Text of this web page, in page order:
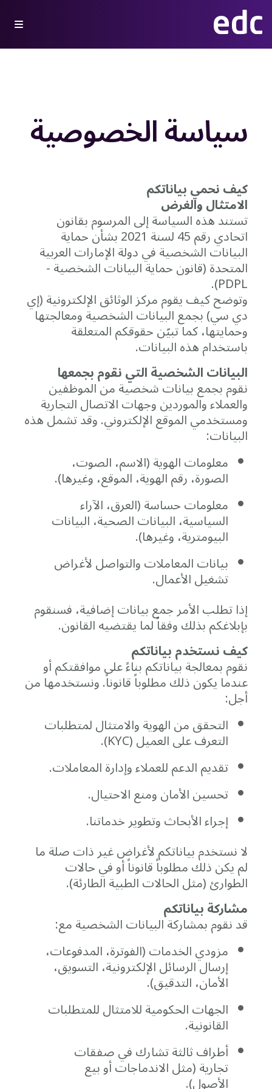
سياسة الخصوصية
كيفنحميبياناتكم
الامتثالوالغرض
تستندهذهالسياسةإلىالمرسومبقانون
اتحاديرقم45لسنة2021بشأنحماية
البياناتالشخصيةفيدولةالإماراتالعربية
المتحدة (قانونحمايةالبياناتالشخصية -
PDPL).
وتوضحكيفيقوممركزالوثائقالإلكترونية (إي
دي سي)بجمعالبياناتالشخصيةومعالجتها
وحمايتها،كماتبيّنحقوقكمالمتعلقة
باستخدامهذهالبيانات.
البياناتالشخصيةالتينقومبجمعها
نقومبجمعبياناتشخصيةمنالموظفين
والعملاءوالموردينوجهاتالاتصالالتجارية
ومستخدميالموقعالإلكتروني.وقدتشملهذه
البيانات:
معلوماتالهوية (الاسم،الصوت،
الصورة،رقمالهوية،الموقع،وغيرها).
معلوماتحساسة (العرق،الآراء
السياسية،البياناتالصحية،البيانات
البيومترية،وغيرها).
بياناتالمعاملاتوالتواصللأغراض
تشغيلالأعمال.
إذاتطلبالأمرجمعبياناتإضافية،فسنقوم
بإبلاغكمبذلكوفقاًلمايقتضيهالقانون.
كيفنستخدمبياناتكم
نقومبمعالجةبياناتكمبناءًعلىموافقتكمأو
عندمايكونذلكمطلوباًقانوناً.ونستخدمهامن
أجل:
التحققمنالهويةوالامتثاللمتطلبات
التعرفعلىالعميل (KYC).
تقديمالدعمللعملاءوإدارةالمعاملات.
تحسينالأمانومنعالاحتيال.
إجراءالأبحاثوتطويرخدماتنا.
لانستخدمبياناتكملأغراضغيرذاتصلةما
لميكنذلكمطلوباًقانوناًأوفيحالات
الطوارئ (مثلالحالاتالطبيةالطارئة).
مشاركةبياناتكم
قدنقومبمشاركةالبياناتالشخصيةمع:
مزوديالخدمات (الفوترة،المدفوعات،
إرسالالرسائلالإلكترونية،التسويق،
الأمان،التدقيق).
الجهاتالحكوميةللامتثالللمتطلبات
القانونية.
أطرافثالثةتشاركفيصفقات
تجارية (مثلالاندماجاتأوبيع